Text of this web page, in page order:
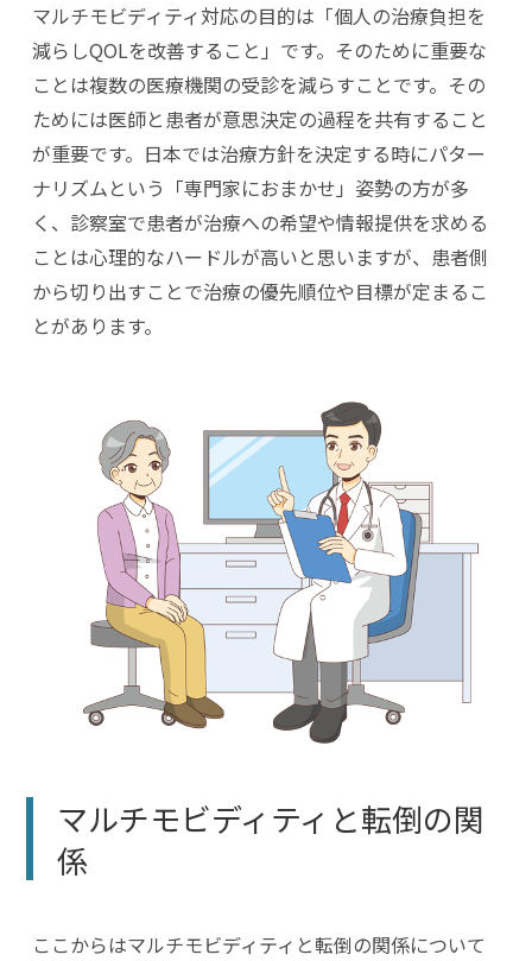
マルチモビディティ対応の目的は「個人の治療負担を
減らしQOLを改善すること」です。そのために重要な
ことは複数の医療機関の受診を減らすことです。その
ためには医師と患者が意思決定の過程を共有すること
が重要です。日本では治療方針を決定する時にパター
ナリズムという「専門家におまかせ」姿勢の方が多
く、診察室で患者が治療への希望や情報提供を求める
ことは心理的なハードルが高いと思いますが、患者側
から切り出すことで治療の優先順位や目標が定まるこ
とがあります。
マルチモビディティと転倒の関
係
ここからはマルチモビディティと転倒の関係について